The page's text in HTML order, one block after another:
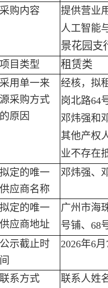
采购内容
提供营业
人工智能
景花园支
项目类型
租赁类
采用单一来
源采购方式
的原因
经核，拟
岗北路64
邓炜强和
其他产权
业不存在
拟定的唯一
供应商名称
邓炜强、
拟定的唯一
供应商地址
广州市海
号铺、68
公示截止时
间
2026年6月
联系方式 联系人姓